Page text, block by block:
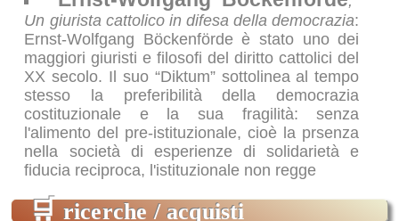
Un giurista cattolico in difesa della democrazia:
Ernst-Wolfgang Böckenförde è stato uno dei
maggiori giuristi e filosofi del diritto cattolici del
XX secolo. Il suo “Diktum” sottolinea al tempo
stesso la preferibilità della democrazia
costituzionale e la sua fragilità: senza
l'alimento del pre-istituzionale, cioè la prsenza
nella società di esperienze di solidarietà e
fiducia reciproca, l'istituzionale non regge
🛒 ricerche / acquisti